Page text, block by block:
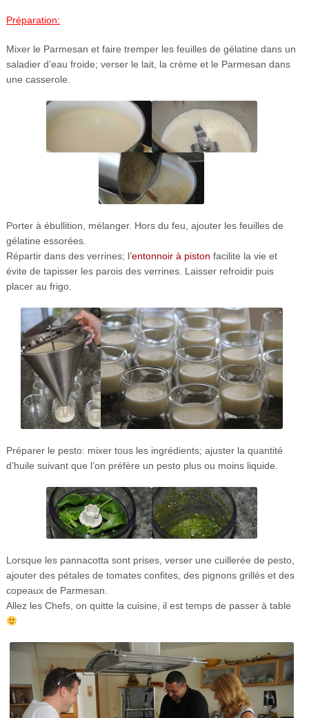
Préparation:
Mixer le Parmesan et faire tremper les feuilles de gélatine dans un
saladier d’eau froide; verser le lait, la crème et le Parmesan dans
une casserole.
Porter à ébullition, mélanger. Hors du feu, ajouter les feuilles de
gélatine essorées.
Répartir dans des verrines; l’entonnoir à piston facilite la vie et
évite de tapisser les parois des verrines. Laisser refroidir puis
placer au frigo.
Préparer le pesto: mixer tous les ingrédients; ajuster la quantité
d’huile suivant que l’on préfère un pesto plus ou moins liquide.
Lorsque les pannacotta sont prises, verser une cuillerée de pesto,
ajouter des pétales de tomates confites, des pignons grillés et des
copeaux de Parmesan.
Allez les Chefs, on quitte la cuisine, il est temps de passer à table